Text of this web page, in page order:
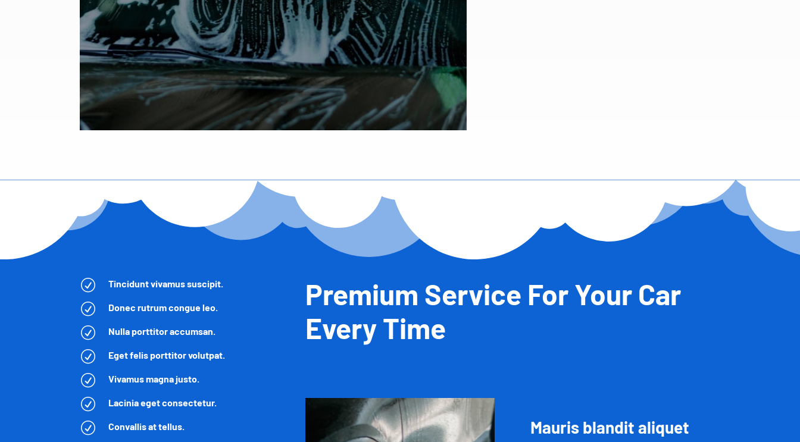
R Tincidunt vivamus suscipit.
R Donec rutrum congue leo.
R Nulla porttitor accumsan.
R Eget felis porttitor volutpat.
R Vivamus magna justo.
R Lacinia eget consectetur.
R Convallis at tellus.
Premium Service For Your Car
Every Time
Mauris blandit aliquet